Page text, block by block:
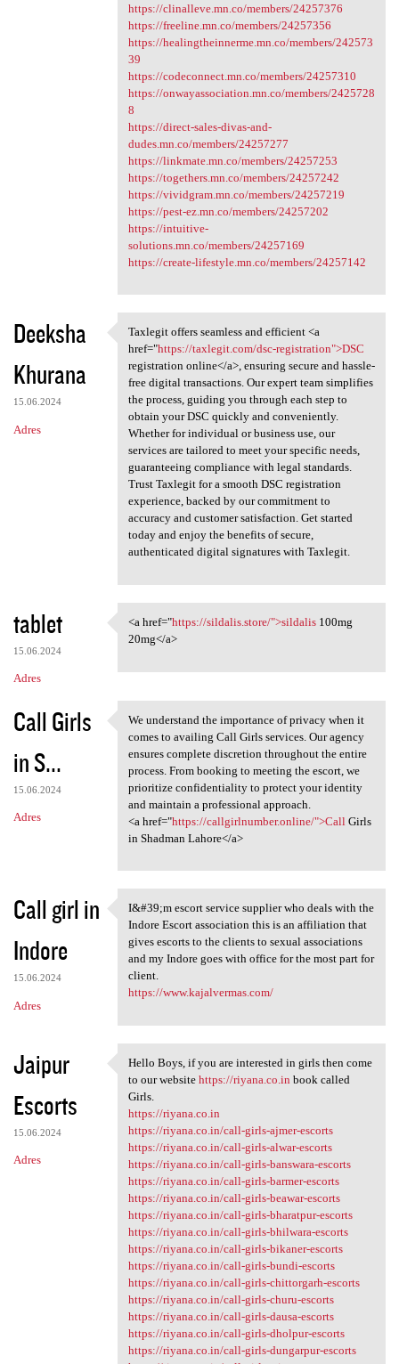
https://clinalleve.mn.co/members/24257376
https://freeline.mn.co/members/24257356
https://healingtheinnerme.mn.co/members/242573
39
https://codeconnect.mn.co/members/24257310
https://onwayassociation.mn.co/members/2425728
8
https://direct-sales-divas-and-
dudes.mn.co/members/24257277
https://linkmate.mn.co/members/24257253
https://togethers.mn.co/members/24257242
https://vividgram.mn.co/members/24257219
https://pest-ez.mn.co/members/24257202
https://intuitive-
solutions.mn.co/members/24257169
https://create-lifestyle.mn.co/members/24257142
Deeksha
Khurana
15.06.2024
Adres
Taxlegit offers seamless and
Taxlegit offers seamless and efficient <a
href="https://taxlegit.com/dsc-registration">DSC
registration online</a>, ensuring secure and hassle-
free digital transactions. Our expert team simplifies
the process, guiding you through each step to
obtain your DSC quickly and conveniently.
Whether for individual or business use, our
services are tailored to meet your specific needs,
guaranteeing compliance with legal standards.
Trust Taxlegit for a smooth DSC registration
experience, backed by our commitment to
accuracy and customer satisfaction. Get started
today and enjoy the benefits of secure,
authenticated digital signatures with Taxlegit.
tablet
15.06.2024
Adres
<a href="https://sildalis
<a href="https://sildalis.store/">sildalis100mg
20mg</a>
Call Girls
in S...
15.06.2024
Adres
We understand the importance
We understand the importance of privacy when it
comes to availing Call Girls services. Our agency
ensures complete discretion throughout the entire
process. From booking to meeting the escort, we
prioritize confidentiality to protect your identity
and maintain a professional approach.
<a href="https://callgirlnumber.online/">Call Girls
in Shadman Lahore</a>
Call girl in
Indore
15.06.2024
Adres
I&#39;m escort service
I&#39;m escort service supplier who deals with the
Indore Escort association this is an affiliation that
gives escorts to the clients to sexual associations
and my Indore goes with office for the most part for
client.
https://www.kajalvermas.com/
Jaipur
Escorts
15.06.2024
Adres
Hello Boys, if you are
Hello Boys, if you are interested in girls then come
to our website https://riyana.co.in book called
Girls.
https://riyana.co.in
https://riyana.co.in/call-girls-ajmer-escorts
https://riyana.co.in/call-girls-alwar-escorts
https://riyana.co.in/call-girls-banswara-escorts
https://riyana.co.in/call-girls-barmer-escorts
https://riyana.co.in/call-girls-beawar-escorts
https://riyana.co.in/call-girls-bharatpur-escorts
https://riyana.co.in/call-girls-bhilwara-escorts
https://riyana.co.in/call-girls-bikaner-escorts
https://riyana.co.in/call-girls-bundi-escorts
https://riyana.co.in/call-girls-chittorgarh-escorts
https://riyana.co.in/call-girls-churu-escorts
https://riyana.co.in/call-girls-dausa-escorts
https://riyana.co.in/call-girls-dholpur-escorts
https://riyana.co.in/call-girls-dungarpur-escorts